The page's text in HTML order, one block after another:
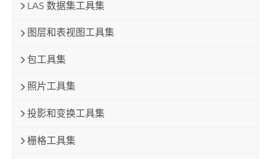
LAS 数据集工具集
图层和表视图工具集
包工具集
照片工具集
投影和变换工具集
栅格工具集